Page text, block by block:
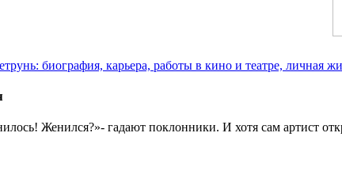
биография, карьера, работы в кино и театре, личная
Женился?»- гадают поклонники. И хотя сам артист